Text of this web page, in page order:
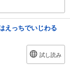
えっちでいじわる
試し読み